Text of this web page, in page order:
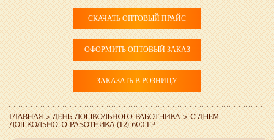
СКАЧАТЬ ОПТОВЫЙ ПРАЙС
ОФОРМИТЬ ОПТОВЫЙ ЗАКАЗ
ЗАКАЗАТЬ В РОЗНИЦУ